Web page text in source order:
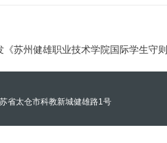
苏州健雄职业技术学院国际学生守
省太仓市科教新城健雄路1号